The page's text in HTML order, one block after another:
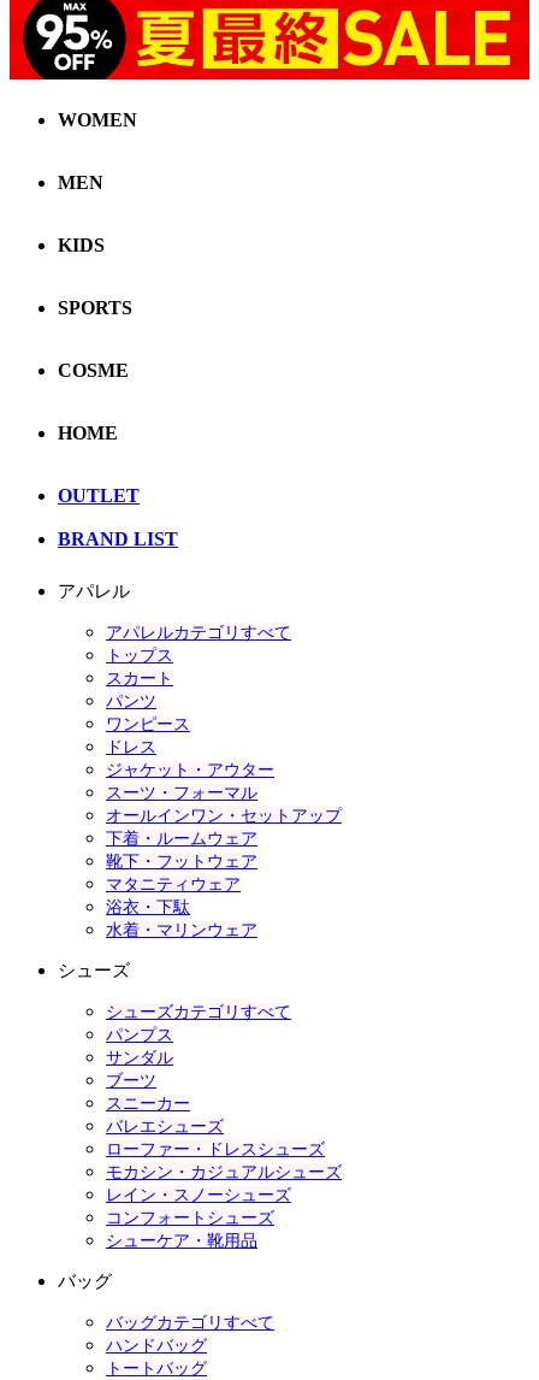
WOMEN
MEN
KIDS
SPORTS
COSME
HOME
OUTLET
BRAND LIST
アパレル
アパレルカテゴリすべて
トップス
スカート
パンツ
ワンピース
ドレス
ジャケット・アウター
スーツ・フォーマル
オールインワン・セットアップ
下着・ルームウェア
靴下・フットウェア
マタニティウェア
浴衣・下駄
水着・マリンウェア
シューズ
シューズカテゴリすべて
パンプス
サンダル
ブーツ
スニーカー
バレエシューズ
ローファー・ドレスシューズ
モカシン・カジュアルシューズ
レイン・スノーシューズ
コンフォートシューズ
シューケア・靴用品
バッグ
バッグカテゴリすべて
ハンドバッグ
トートバッグ